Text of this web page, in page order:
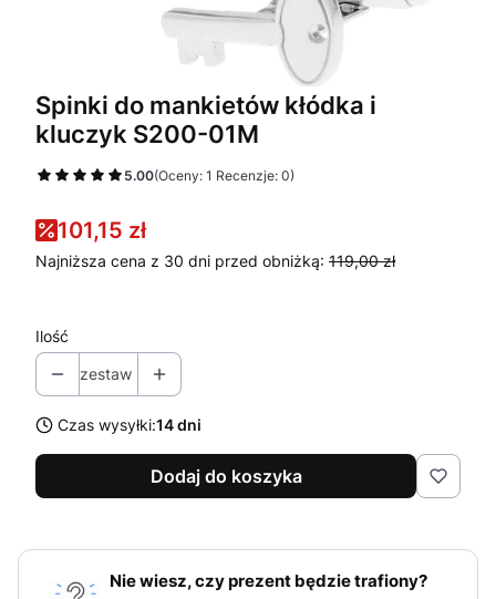
Spinki do mankietów kłódka i
kluczyk S200-01M
5.00(Oceny: 1 Recenzje: 0)
101,15 zł
Najniższa cena z 30 dni przed obniżką: 119,00 zł
Ilość
zestaw
Czas wysyłki:14 dni
Dodaj do koszyka
Nie wiesz, czy prezent będzie trafiony?